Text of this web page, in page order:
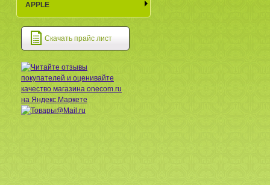
APPLE
Скачать прайс лист